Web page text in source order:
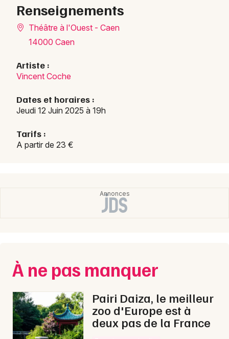
Newsletter des sorties
Actus à Caen
Magazine à Caen
Choisir mes départements
Renseignements
Théâtre à l'Ouest - Caen
14000 Caen
Artiste :
Vincent Coche
Dates et horaires :
Jeudi 12 Juin 2025 à 19h
Tarifs :
A partir de 23 €
À ne pas manquer
Pairi Daiza, le meilleur
zoo d'Europe est à
deux pas de la France